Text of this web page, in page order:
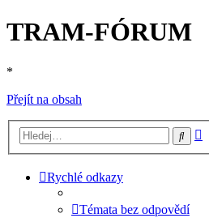
TRAM-FÓRUM
*
Přejít na obsah
Hledat
Rychlé odkazy
Témata bez odpovědí